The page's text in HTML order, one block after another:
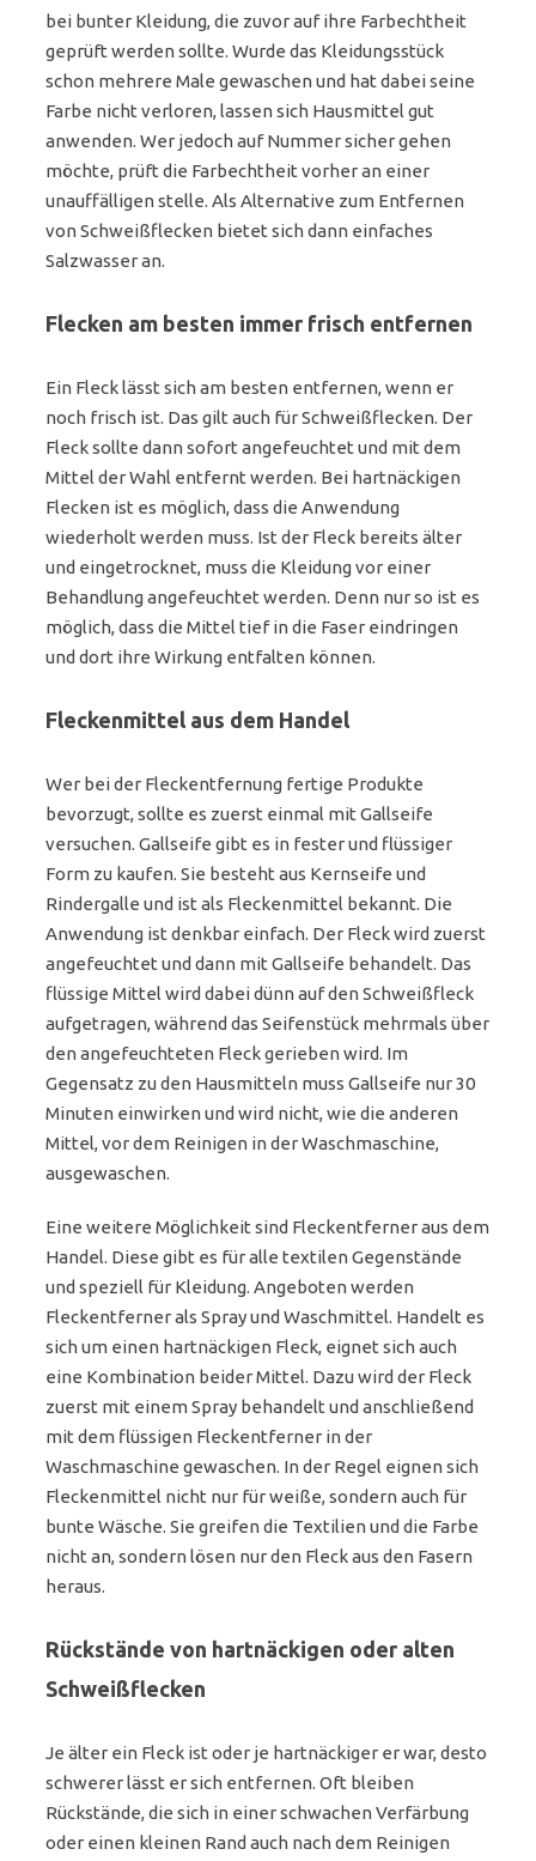
bei bunter Kleidung, die zuvor auf ihre Farbechtheit
geprüft werden sollte. Wurde das Kleidungsstück
schon mehrere Male gewaschen und hat dabei seine
Farbe nicht verloren, lassen sich Hausmittel gut
anwenden. Wer jedoch auf Nummer sicher gehen
möchte, prüft die Farbechtheit vorher an einer
unauffälligen stelle. Als Alternative zum Entfernen
von Schweißflecken bietet sich dann einfaches
Salzwasser an.
Flecken am besten immer frisch entfernen
Ein Fleck lässt sich am besten entfernen, wenn er
noch frisch ist. Das gilt auch für Schweißflecken. Der
Fleck sollte dann sofort angefeuchtet und mit dem
Mittel der Wahl entfernt werden. Bei hartnäckigen
Flecken ist es möglich, dass die Anwendung
wiederholt werden muss. Ist der Fleck bereits älter
und eingetrocknet, muss die Kleidung vor einer
Behandlung angefeuchtet werden. Denn nur so ist es
möglich, dass die Mittel tief in die Faser eindringen
und dort ihre Wirkung entfalten können.
Fleckenmittel aus dem Handel
Wer bei der Fleckentfernung fertige Produkte
bevorzugt, sollte es zuerst einmal mit Gallseife
versuchen. Gallseife gibt es in fester und flüssiger
Form zu kaufen. Sie besteht aus Kernseife und
Rindergalle und ist als Fleckenmittel bekannt. Die
Anwendung ist denkbar einfach. Der Fleck wird zuerst
angefeuchtet und dann mit Gallseife behandelt. Das
flüssige Mittel wird dabei dünn auf den Schweißfleck
aufgetragen, während das Seifenstück mehrmals über
den angefeuchteten Fleck gerieben wird. Im
Gegensatz zu den Hausmitteln muss Gallseife nur 30
Minuten einwirken und wird nicht, wie die anderen
Mittel, vor dem Reinigen in der Waschmaschine,
ausgewaschen.
Eine weitere Möglichkeit sind Fleckentferner aus dem
Handel. Diese gibt es für alle textilen Gegenstände
und speziell für Kleidung. Angeboten werden
Fleckentferner als Spray und Waschmittel. Handelt es
sich um einen hartnäckigen Fleck, eignet sich auch
eine Kombination beider Mittel. Dazu wird der Fleck
zuerst mit einem Spray behandelt und anschließend
mit dem flüssigen Fleckentferner in der
Waschmaschine gewaschen. In der Regel eignen sich
Fleckenmittel nicht nur für weiße, sondern auch für
bunte Wäsche. Sie greifen die Textilien und die Farbe
nicht an, sondern lösen nur den Fleck aus den Fasern
heraus.
Rückstände von hartnäckigen oder alten
Schweißflecken
Je älter ein Fleck ist oder je hartnäckiger er war, desto
schwerer lässt er sich entfernen. Oft bleiben
Rückstände, die sich in einer schwachen Verfärbung
oder einen kleinen Rand auch nach dem Reinigen